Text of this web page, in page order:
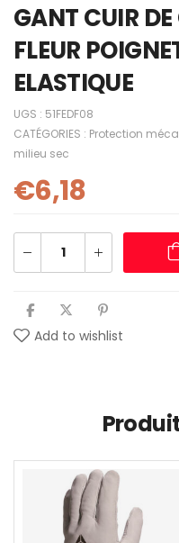
GANT CUIR
FLEUR
ELASTIQUE
UGS : 51FEDF08
CATÉGORIES : Protection
milieu sec
€6,18
Add to wishlist